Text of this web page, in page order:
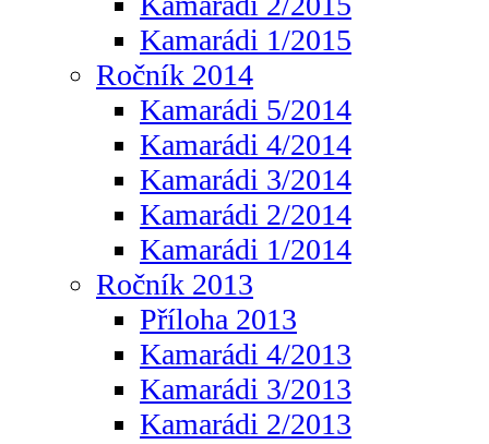
Kamarádi 1/2015
Ročník 2014
Kamarádi 5/2014
Kamarádi 4/2014
Kamarádi 3/2014
Kamarádi 2/2014
Kamarádi 1/2014
Ročník 2013
Příloha 2013
Kamarádi 4/2013
Kamarádi 3/2013
Kamarádi 2/2013